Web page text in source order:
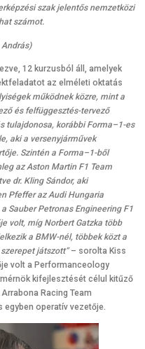
szak jelentős nemzetközi
számot.
12 kurzusból áll, amelyek
az elméleti oktatás
működnek közre, mint a
és felfüggesztés-tervező
tulajdonosa, korábbi Forma–1-es
aki a versenyjárművek
Szintén a Forma–1-ből
az Aston Martin F1 Team
dr. Kling Sándor, aki
Pfeffer az Audi Hungaria
Sauber Petronas Engineering F1
volt, míg Norbert Gatzka több
a BMW-nél, többek közt a
játszott”– sorolta Kiss
volt a Performanceology
kifejlesztését célul kitűző
Racing Team
operatív vezetője.